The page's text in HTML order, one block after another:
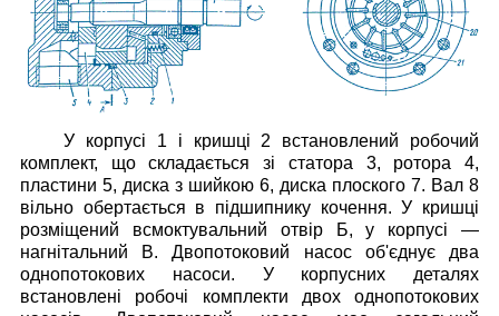
У корпусі 1 і кришці 2 встановлений робочий
комплект, що складається зі статора 3, ротора 4,
пластини 5, диска з шийкою 6, диска плоского 7. Вал 8
вільно обертається в підшипнику кочення. У кришці
розміщений всмоктувальний отвір Б, у корпусі —
нагнітальний В.Двопотоковий насос об'єднує два
однопотокових насоси. У корпусних деталях
встановлені робочі комплекти двох однопотокових